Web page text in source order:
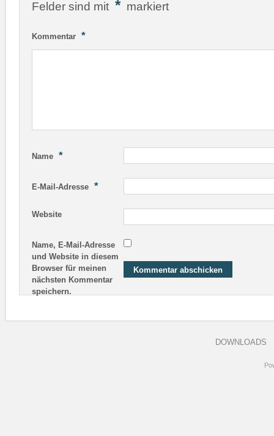
Felder sind mit * markiert
Kommentar *
Name *
E-Mail-Adresse *
Website
Name, E-Mail-Adresse
und Website in diesem
Browser für meinen
nächsten Kommentar
speichern.
DOWNLOADS